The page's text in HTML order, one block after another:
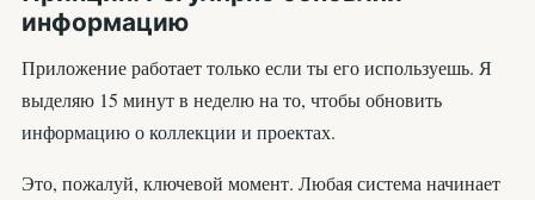
информацию
Приложение работает только если ты его используешь. Я
выделяю 15 минут в неделю на то, чтобы обновить
информацию о коллекции и проектах.
Это, пожалуй, ключевой момент. Любая система начинает